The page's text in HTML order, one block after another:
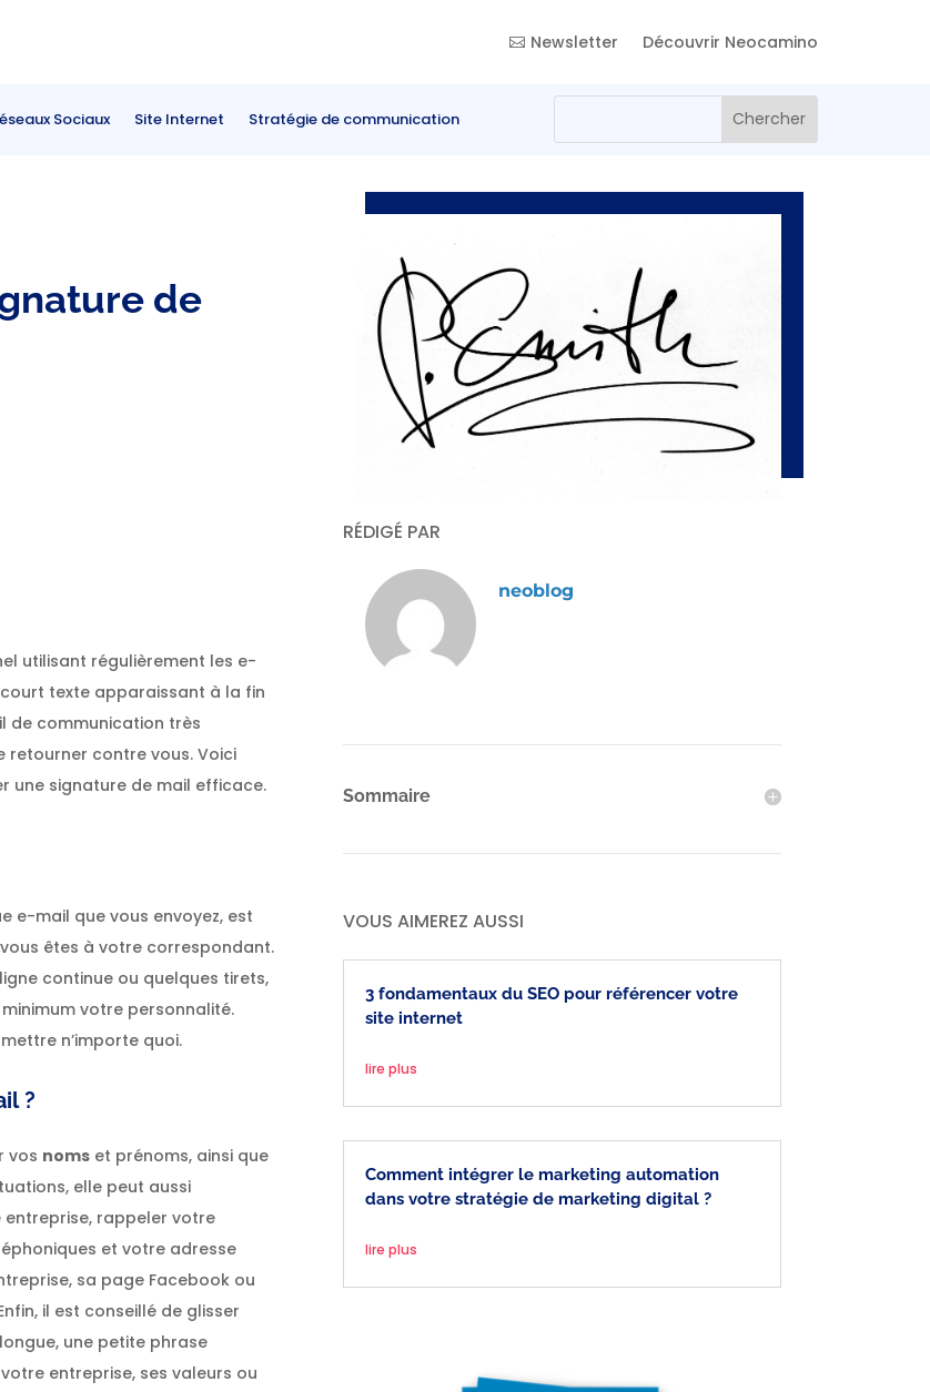
Newsletter Découvrir Neocamino
Sociaux Site Internet Stratégie de communication
de
utilisant régulièrement les e-
texte apparaissant à la fin
de communication très
retourner contre vous. Voici
une signature de mail efficace.
e-mail que vous envoyez, est
êtes à votre correspondant.
continue ou quelques tirets,
votre personnalité.
n’importe quoi.
?
vos noms et prénoms, ainsi que
elle peut aussi
rappeler votre
et votre adresse
sa page Facebook ou
il est conseillé de glisser
une petite phrase
entreprise, ses valeurs ou
RÉDIGÉ PAR
neoblog
Sommaire
VOUS AIMEREZ AUSSI
3 fondamentaux du SEO pour référencer votre
site internet
lire plus
Comment intégrer le marketing automation
dans votre stratégie de marketing digital ?
lire plus